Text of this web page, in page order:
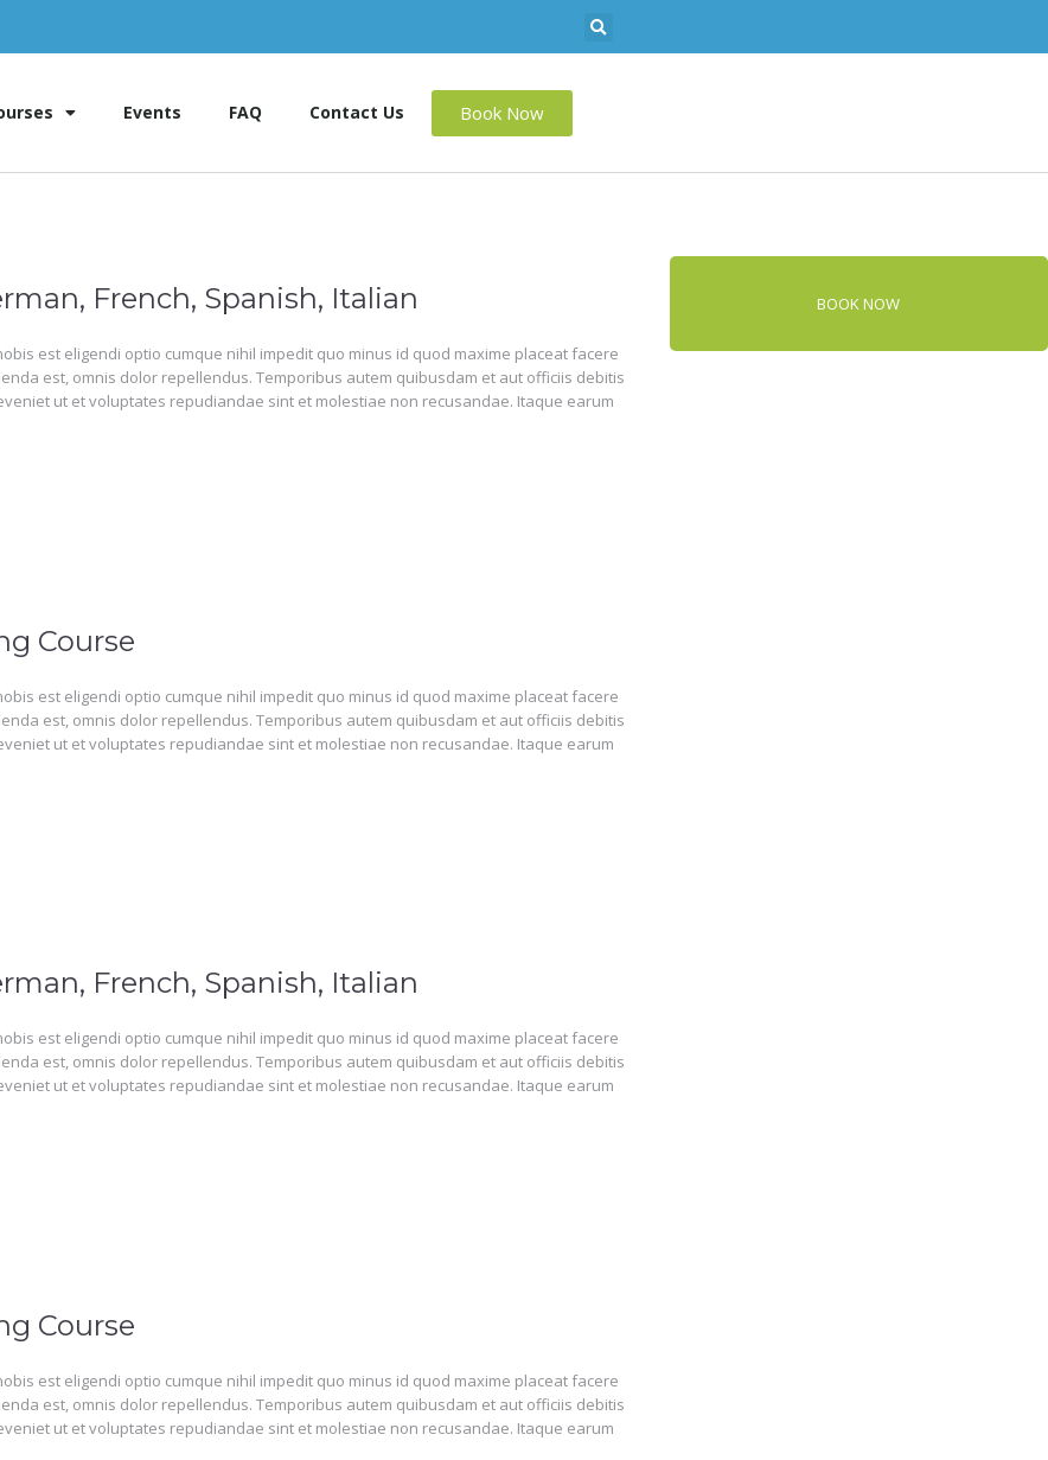
Events FAQ Contact Us Book Now
French, Spanish, Italian
est eligendi optio cumque nihil impedit quo minus id quod maxime placeat facere
est, omnis dolor repellendus. Temporibus autem quibusdam et aut officiis debitis
ut et voluptates repudiandae sint et molestiae non recusandae. Itaque earum
Course
est eligendi optio cumque nihil impedit quo minus id quod maxime placeat facere
est, omnis dolor repellendus. Temporibus autem quibusdam et aut officiis debitis
ut et voluptates repudiandae sint et molestiae non recusandae. Itaque earum
French, Spanish, Italian
est eligendi optio cumque nihil impedit quo minus id quod maxime placeat facere
est, omnis dolor repellendus. Temporibus autem quibusdam et aut officiis debitis
ut et voluptates repudiandae sint et molestiae non recusandae. Itaque earum
Course
est eligendi optio cumque nihil impedit quo minus id quod maxime placeat facere
est, omnis dolor repellendus. Temporibus autem quibusdam et aut officiis debitis
ut et voluptates repudiandae sint et molestiae non recusandae. Itaque earum
BOOK NOW